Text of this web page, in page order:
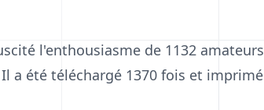
l'enthousiasme de 1132 amateurs
a été téléchargé 1370 fois et imprimé